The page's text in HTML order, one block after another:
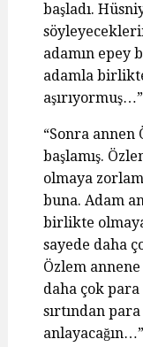
başladı.
adamın epey
adamla
aşırıyormuş…”
“Sonra annen
başlamış.
olmaya
buna. Adam
birlikte
sayede daha
Özlem
daha çok
sırtından
anlayacağın…”